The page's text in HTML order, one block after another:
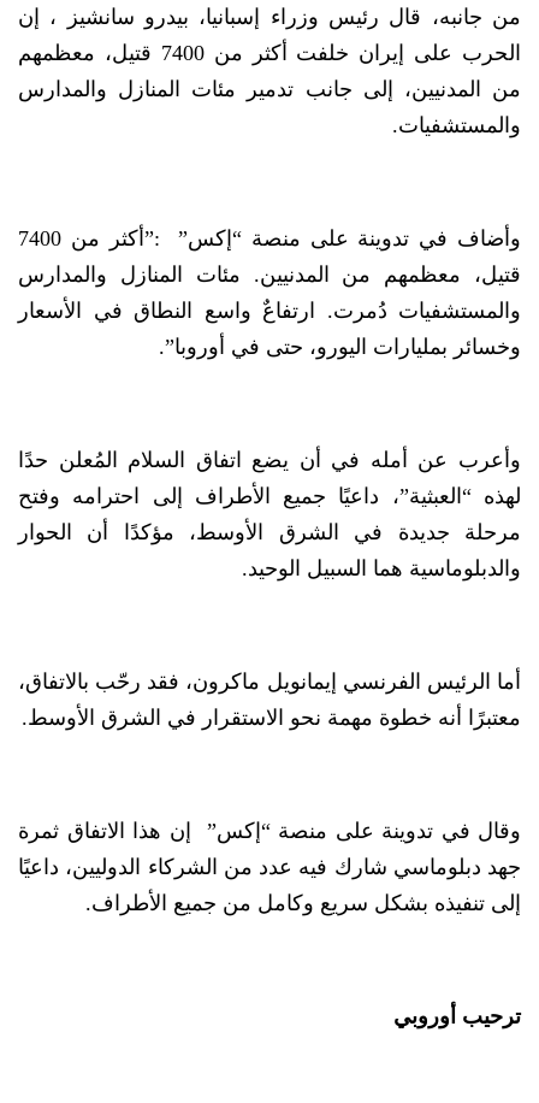
من جانبه، قال رئيس وزراء إسبانيا، بيدرو سانشيز ، إن
الحرب على إيران خلفت أكثر من 7400 قتيل، معظمهم
من المدنيين، إلى جانب تدمير مئات المنازل والمدارس
والمستشفيات.
وأضاف في تدوينة على منصة “إكس” :”أكثر من 7400
قتيل، معظمهم من المدنيين. مئات المنازل والمدارس
والمستشفيات دُمرت. ارتفاعٌ واسع النطاق في الأسعار
وخسائر بمليارات اليورو، حتى في أوروبا”.
وأعرب عن أمله في أن يضع اتفاق السلام المُعلن حدًا
لهذه “العبثية”، داعيًا جميع الأطراف إلى احترامه وفتح
مرحلة جديدة في الشرق الأوسط، مؤكدًا أن الحوار
والدبلوماسية هما السبيل الوحيد.
أما الرئيس الفرنسي إيمانويل ماكرون، فقد رحّب بالاتفاق،
معتبرًا أنه خطوة مهمة نحو الاستقرار في الشرق الأوسط.
وقال في تدوينة على منصة “إكس” إن هذا الاتفاق ثمرة
جهد دبلوماسي شارك فيه عدد من الشركاء الدوليين، داعيًا
إلى تنفيذه بشكل سريع وكامل من جميع الأطراف.
ترحيب أوروبي